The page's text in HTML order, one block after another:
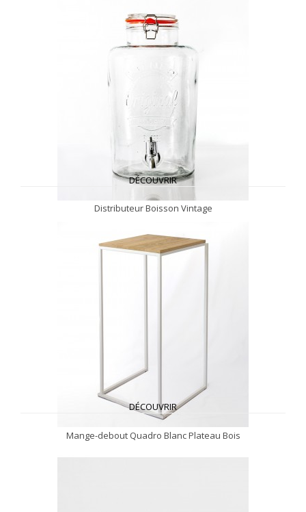
DÉCOUVRIR
Distributeur Boisson Vintage
DÉCOUVRIR
Mange-debout Quadro Blanc Plateau Bois